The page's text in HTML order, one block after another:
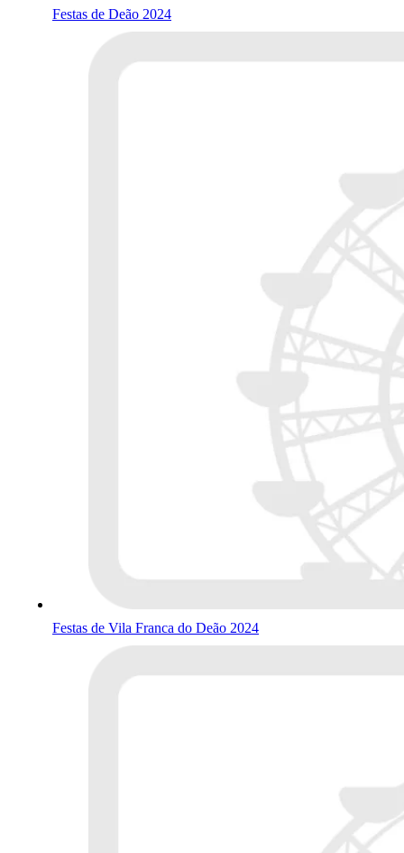
Festas de Deão 2024
Festas de Vila Franca do Deão 2024